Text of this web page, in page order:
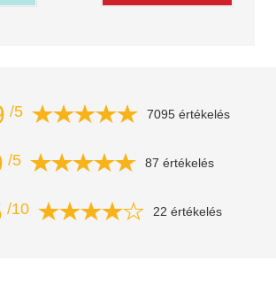
/5 7095 értékelés
/5 87 értékelés
/10 22 értékelés